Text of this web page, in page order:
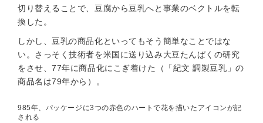
切り替えることで、豆腐から豆乳へと事業のベクトルを転
換した。
しかし、豆乳の商品化といってもそう簡単なことではな
い。さっそく技術者を米国に送り込み大豆たんぱくの研究
をさせ、77年に商品化にこぎ着けた（「紀文 調製豆乳」の
商品名は79年から）。
985年、パッケージに3つの赤色のハートで花を描いたアイコンが記
される